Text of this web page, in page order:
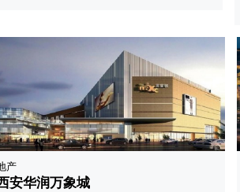
产
安华润万象城